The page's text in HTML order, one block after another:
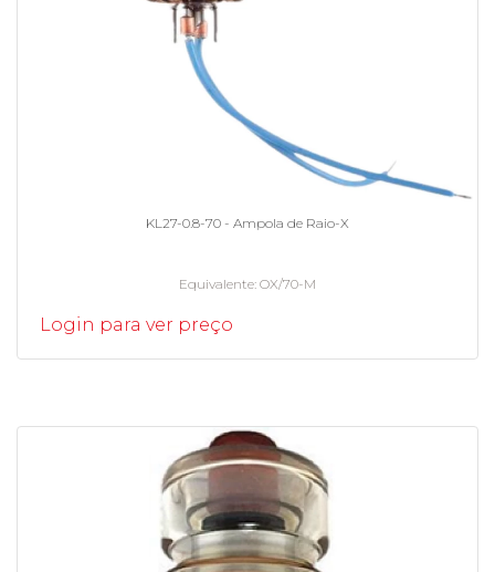
KL27-0.8-70 - Ampola de Raio-X
Equivalente OX/70-M
Login para ver preço